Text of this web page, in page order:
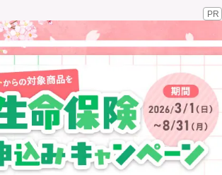
資料請求
（無料）
訪問相談
イオンカード会員さま専用保険
PR